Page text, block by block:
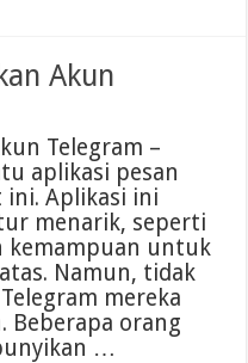
Akun
Telegram –
aplikasi pesan
ini. Aplikasi ini
menarik, seperti
kemampuan untuk
Namun, tidak
mereka
Beberapa orang
…